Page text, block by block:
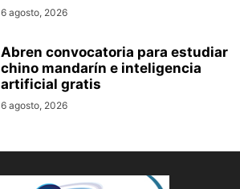
6 agosto, 2026
Abren convocatoria para estudiar
chino mandarín e inteligencia
artificial gratis
6 agosto, 2026